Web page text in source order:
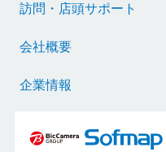
訪問・店頭サポート
会社概要
企業情報